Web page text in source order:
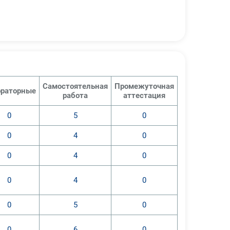
видах деятельности;
для обеспечения
универсальных видов
Самостоятельная
работа
Промежуточная
аттестация
0 5 0
0 4 0
0 4 0
0 4 0
0 5 0